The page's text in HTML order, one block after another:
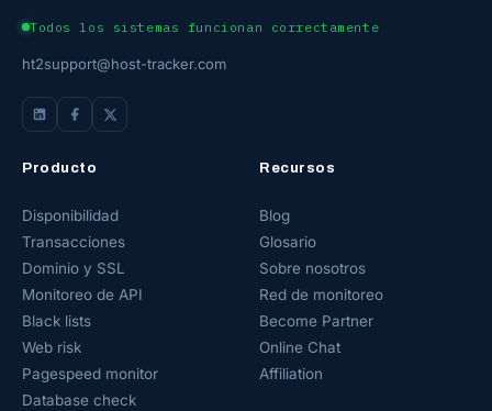
Todos los sistemas funcionan correctamente
ht2support@host-tracker.com
Producto
Disponibilidad
Transacciones
Dominio y SSL
Monitoreo de API
Black lists
Web risk
Pagespeed monitor
Database check
Recursos
Blog
Glosario
Sobre nosotros
Red de monitoreo
Become Partner
Online Chat
Affiliation